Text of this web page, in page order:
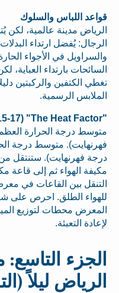
قواعد اللباس والسلوك
الرياض مدينة عالمية، لكن
الرجال: يُفضل ارتداء
والسراويل في الأجواء
السائحات بارتداء العباية،
تغطي الكتفين والركبتين
الملابس الرسمية.
"The Heat Factor" (15-17 يونيو)
درجة فهرنهايت). ستنتقل
مكيفة الهواء ثم إلى قاعة
للهواء الطلق. احرص على
المعرض محطات لتوزيع
لإعادة التعبئة.
الجزء
الرياض ليلاً